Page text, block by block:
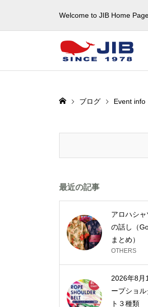
Welcome to JIB Home
ブログ Event info
最近の記事
アロハシ
の話し（
まとめ）
OTHERS
2026年8
ープショ
ト３種類